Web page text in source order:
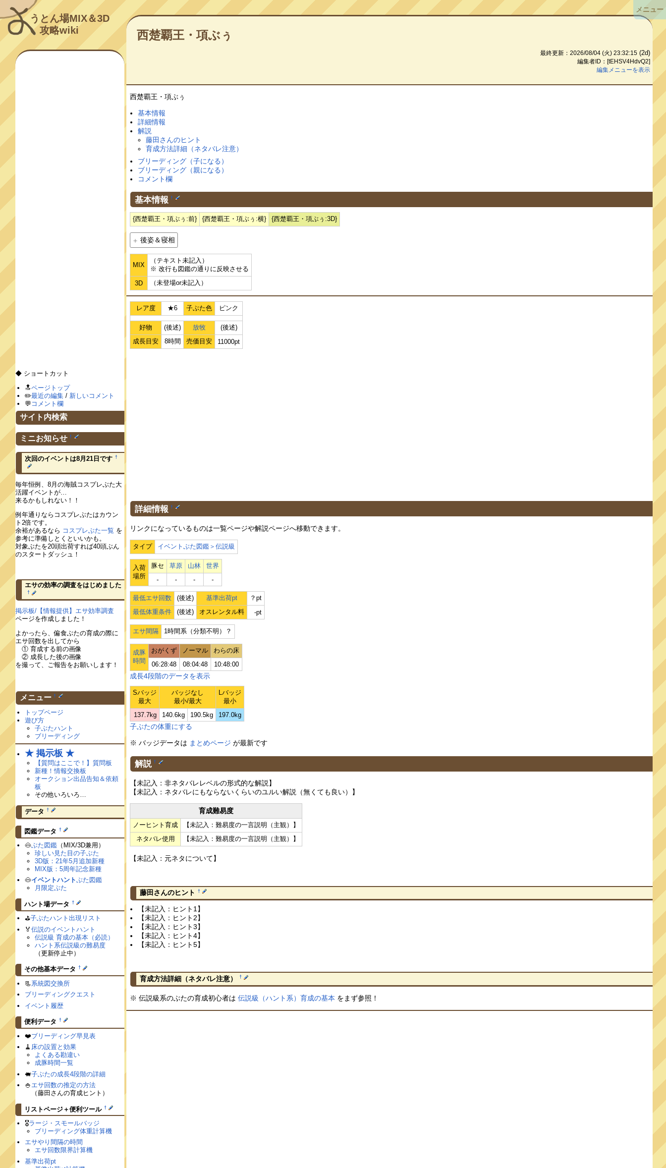
うとん場MIX＆3D
攻略wiki
西楚覇王・項ぶぅ
最終更新：2026/08/04 (火) 23:32:15 (2d)
編集者ID：[tEHSV4HdvQ2]
編集メニューを表示
西楚覇王・項ぶぅ
基本情報
詳細情報
解説
藤田さんのヒント
育成方法詳細（ネタバレ注意）
ブリーディング（子になる）
ブリーディング（親になる）
コメント欄
基本情報 †
{西楚覇王・項ぶぅ:前} {西楚覇王・項ぶぅ:横} {西楚覇王・項ぶぅ:3D}
後姿＆寝相
MIX
（テキスト未記入）
※ 改行も図鑑の通りに反映させる
3D
（未登場or未記入）
レア度 ★6 子ぶた色 ピンク
好物 (後述) 放牧
(後述)
成長目安
8時間 売価目安 11000pt
詳細情報 †
リンクになっているものは一覧ページや解説ページへ移動できます。
タイプ イベントぶた図鑑＞伝説級
入荷
場所
豚セ 草原 山林
世界
‐
‐ ‐ ‐
最低エサ回数 (後述) 基準出荷pt
？pt
最低体重条件
(後述) オスレンタル料 -pt
エサ間隔 1時間系（分類不明）？
成豚
時間
おがくず ノーマル
わらの床
06:28:48
08:04:48 10:48:00
成長4段階のデータを表示
Sバッジ
最大
バッジなし
最小/最大
Lバッジ
最小
137.7kg
140.6kg 190.5kg 197.0kg
子ぶたの体重にする
※ バッジデータは まとめページ が最新です
解説 †
【未記入：非ネタバレレベルの形式的な解説】
【未記入：ネタバレにもならないくらいのユルい解説（無くても良い）】
育成難易度
ノーヒント育成
【未記入：難易度の一言説明（主観）】
ネタバレ使用
【未記入：難易度の一言説明（主観）】
【未記入：元ネタについて】
藤田さんのヒント †
【未記入：ヒント1】
【未記入：ヒント2】
【未記入：ヒント3】
【未記入：ヒント4】
【未記入：ヒント5】
育成方法詳細 （ネタバレ注意） †
※ 伝説級系のぶたの育成初心者は伝説級（ハント系）育成の基本 をまず参照！
◆ ショートカット
🔝ページトップ
✏️最近の編集 / 新しいコメント
💬 コメント欄
サイト内検索
ミニお知らせ †
次回のイベントは8月21日です †
毎年恒例、8月の海賊コスプレぶた大
活躍イベントが…
来るかもしれない！！
例年通りならコスプレぶたはカウン
ト2倍です。
余裕があるなら コスプレぶた一覧 を
参考に準備しとくといいかも。
対象ぶたを20頭出荷すれば40頭ぶん
のスタートダッシュ！
エサの効率の調査をはじめました
†
掲示板/【情報提供】エサ効率調査
ページを作成しました！
よかったら、偏食ぶたの育成の際に
エサ回数を出してから
① 育成する前の画像
② 成長した後の画像
を撮って、ご報告をお願いします！
メニュー †
トップページ
遊び方
子ぶたハント
ブリーディング
★ 掲示板 ★
【質問はここで！】質問板
新種！情報交換板
オークション出品告知＆依頼
板
その他いろいろ…
データ †
図鑑データ †
🐽ぶた図鑑 （MIX/3D兼用）
珍しい見た目の子ぶた
3D版：21年5月追加新種
MIX版：5周年記念新種
🐽イベントハントぶた図鑑
月限定ぶた
ハント場データ †
⛳️子ぶたハント出現リスト
🏅伝説のイベントハント
伝説級 育成の基本（必読）
ハント系伝説級の難易度
（更新停止中）
その他基本データ †
📃系統図交換所
ブリーディングクエスト
イベント履歴
便利データ †
❤️ブリーディング早見表
🧹 床の設置と効果
よくある勘違い
成豚時間一覧
🐖子ぶたの成長4段階の詳細
🍚 エサ回数の推定の方法
（藤田さんの育成ヒント）
リストページ＋便利ツール †
🎖ラージ・スモールバッジ
ブリーディング体重計算機
エサやり間隔の時間
エサ回数限界計算機
基準出荷pt
メニュー